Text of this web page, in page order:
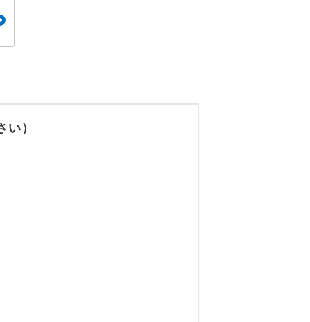
）
。